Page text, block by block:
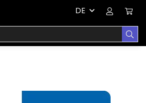
DE